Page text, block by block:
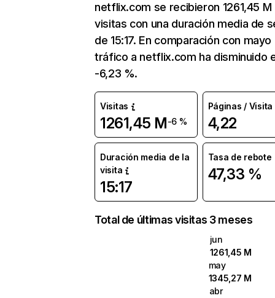
netflix.com se recibieron 1261,45 M
visitas con una duración media de
de 15:17. En comparación con mayo
tráfico a netflix.com ha disminuido
-6,23 %.
Visitas
1261,45 M-6 %
Páginas / Visita
4,22
Duración media de la
visita
15:17
Tasa de rebote
47,33 %
Total de últimas visitas 3 meses
jun
1261,45 M
may
1345,27 M
abr